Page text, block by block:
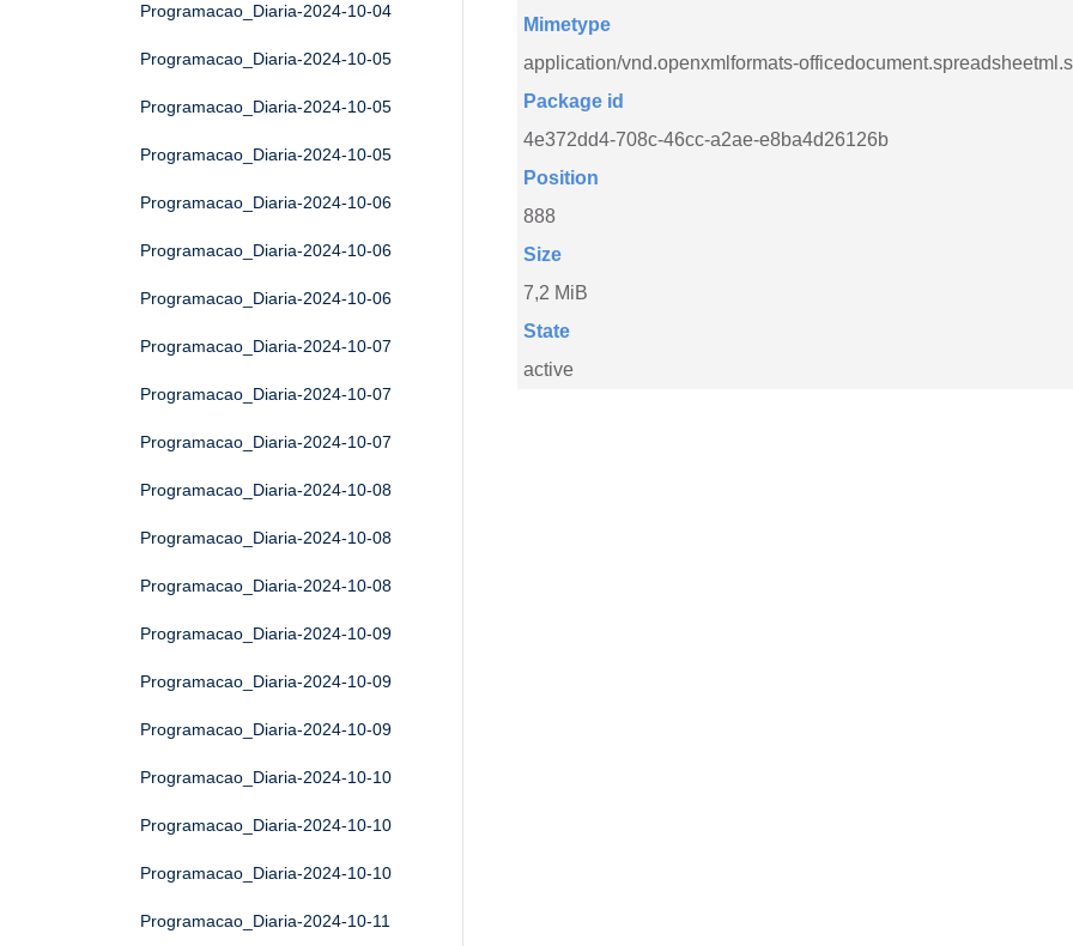
Programacao_Diaria-2024-10-04
Programacao_Diaria-2024-10-05
Programacao_Diaria-2024-10-05
Programacao_Diaria-2024-10-05
Programacao_Diaria-2024-10-06
Programacao_Diaria-2024-10-06
Programacao_Diaria-2024-10-06
Programacao_Diaria-2024-10-07
Programacao_Diaria-2024-10-07
Programacao_Diaria-2024-10-07
Programacao_Diaria-2024-10-08
Programacao_Diaria-2024-10-08
Programacao_Diaria-2024-10-08
Programacao_Diaria-2024-10-09
Programacao_Diaria-2024-10-09
Programacao_Diaria-2024-10-09
Programacao_Diaria-2024-10-10
Programacao_Diaria-2024-10-10
Programacao_Diaria-2024-10-10
Programacao_Diaria-2024-10-11
Mimetype
application/vnd.openxmlformats-
Package id
4e372dd4-708c-46cc-a2ae-e8ba4d26126b
Position
888
Size
7,2 MiB
State
active